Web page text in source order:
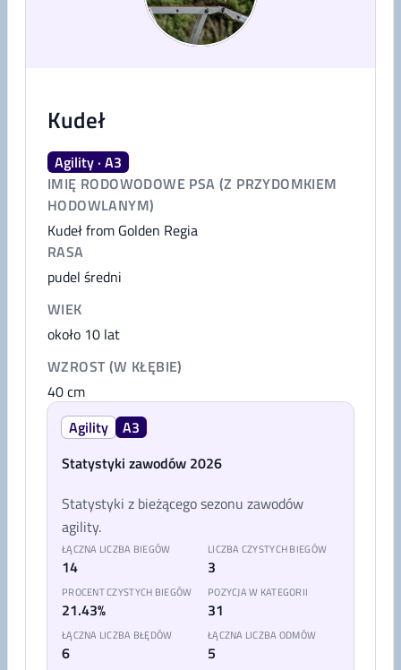
Kudeł
Agility · A3
IMIĘ RODOWODOWE PSA (Z PRZYDOMKIEM
HODOWLANYM)
Kudeł from Golden Regia
RASA
pudel średni
WIEK
około 10 lat
WZROST (W KŁĘBIE)
40cm
Agility
A3
Statystyki zawodów 2026
Statystyki z bieżącego sezonu zawodów
agility.
ŁĄCZNA LICZBA BIEGÓW
14
LICZBA CZYSTYCH BIEGÓW
3
PROCENT CZYSTYCH BIEGÓW
21.43%
POZYCJA W KATEGORII
31
ŁĄCZNA LICZBA BŁĘDÓW
6
ŁĄCZNA LICZBA ODMÓW
5